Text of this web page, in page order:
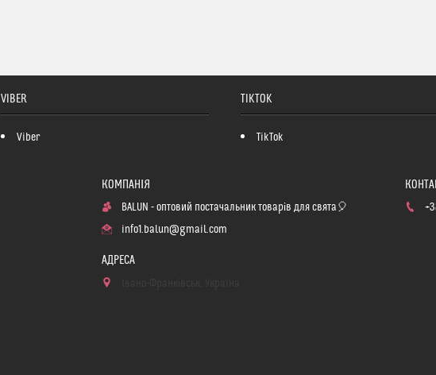
VIBER
Viber
TIKTOK
TikTok
BALUN - оптовий постачальник товарів для свята🎈
info1.balun@gmail.com